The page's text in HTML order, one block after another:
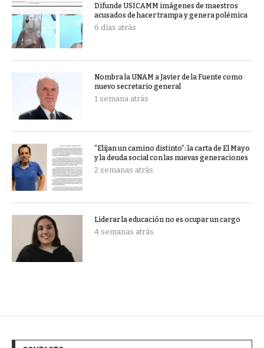
Difunde USICAMM imágenes de maestros
acusados de hacer trampa y genera polémica
6 días atrás
Nombra la UNAM a Javier de la Fuente como
nuevo secretario general
1 semana atrás
“Elijan un camino distinto”: la carta de El Mayo
y la deuda social con las nuevas generaciones
2 semanas atrás
Liderar la educación no es ocupar un cargo
4 semanas atrás